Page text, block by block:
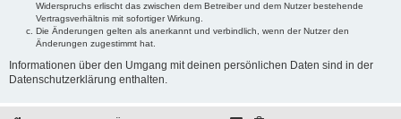
Widerspruchs erlischt das zwischen dem Betreiber und dem Nutzer bestehende
Vertragsverhältnis mit sofortiger Wirkung.
Die Änderungen gelten als anerkannt und verbindlich, wenn der Nutzer den
Änderungen zugestimmt hat.
Informationen über den Umgang mit deinen persönlichen Daten sind in der
Datenschutzerklärung enthalten.